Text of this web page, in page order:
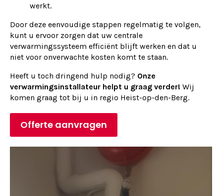
werkt.
Door deze eenvoudige stappen regelmatig te volgen,
kunt u ervoor zorgen dat uw centrale
verwarmingssysteem efficiënt blijft werken en dat u
niet voor onverwachte kosten komt te staan.
Heeft u toch dringend hulp nodig? Onze
verwarmingsinstallateur helpt u graag verder! Wij
komen graag tot bij u in regio Heist-op-den-Berg.
Offerte aanvragen